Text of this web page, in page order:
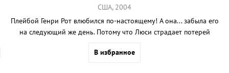
США, 2004
Плейбой Генри Рот влюбился по-настоящему! А она... забыла его
на следующий же день. Потому что Люси страдает потерей
В избранное